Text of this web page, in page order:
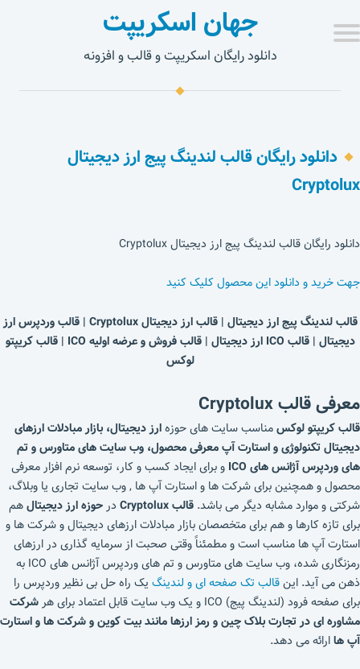
جهان اسکریپت
دانلود رایگان اسکریپت و قالب و افزونه
دانلود رایگان قالب لندینگ پیج ارز دیجیتال
Cryptolux
دانلود رایگان قالب لندینگ پیج ارز دیجیتال Cryptolux
جهت خرید و دانلود این محصول کلیک کنید
قالب لندینگ پیج ارز دیجیتال | قالب ارز دیجیتال Cryptolux | قالب وردپرس ارز
دیجیتال | قالب ICO ارز دیجیتال | قالب فروش و عرضه اولیه ICO | قالب کریپتو
لوکس
معرفی قالب Cryptolux
قالب کریپتو لوکسمناسب سایت های حوزهارز دیجیتال، بازار مبادلات ارزهای
دیجیتال تکنولوژی و استارت آپ معرفی محصول، وب سایت های متاورس و تم
های وردپرس آژانس های ICO
و برای ایجاد کسب و کار، توسعه نرم افزار معرفی
محصول و همچنین برای شرکت ها و استارت آپ ها , وب سایت تجاری یا وبلاگ،
شرکتی و موارد مشابه دیگر می باشد. قالب Cryptolux درحوزه ارز دیجیتالهم
برای تازه کارها و هم برای متخصصان بازار مبادلات ارزهای دیجیتال و شرکت ها و
استارت آپ ها مناسب است و مطمئناً وقتی صحبت از سرمایه گذاری در ارزهای
رمزنگاری شده، وب سایت های متاورس و تم های وردپرس آژانس های ICO به
ذهن می آید. اینقالب تک صفحه ای و لندینگ یک راه حل بی نظیر وردپرس را
برای صفحه فرود (لندینگ پیج) ICO و یک وب سایت قابل اعتماد برای هر
شرکت
مشاوره ای در تجارت بلاک چین و رمز ارزها مانند بیت کوینو شرکت ها و استارت
آپ هاارائه می دهد.